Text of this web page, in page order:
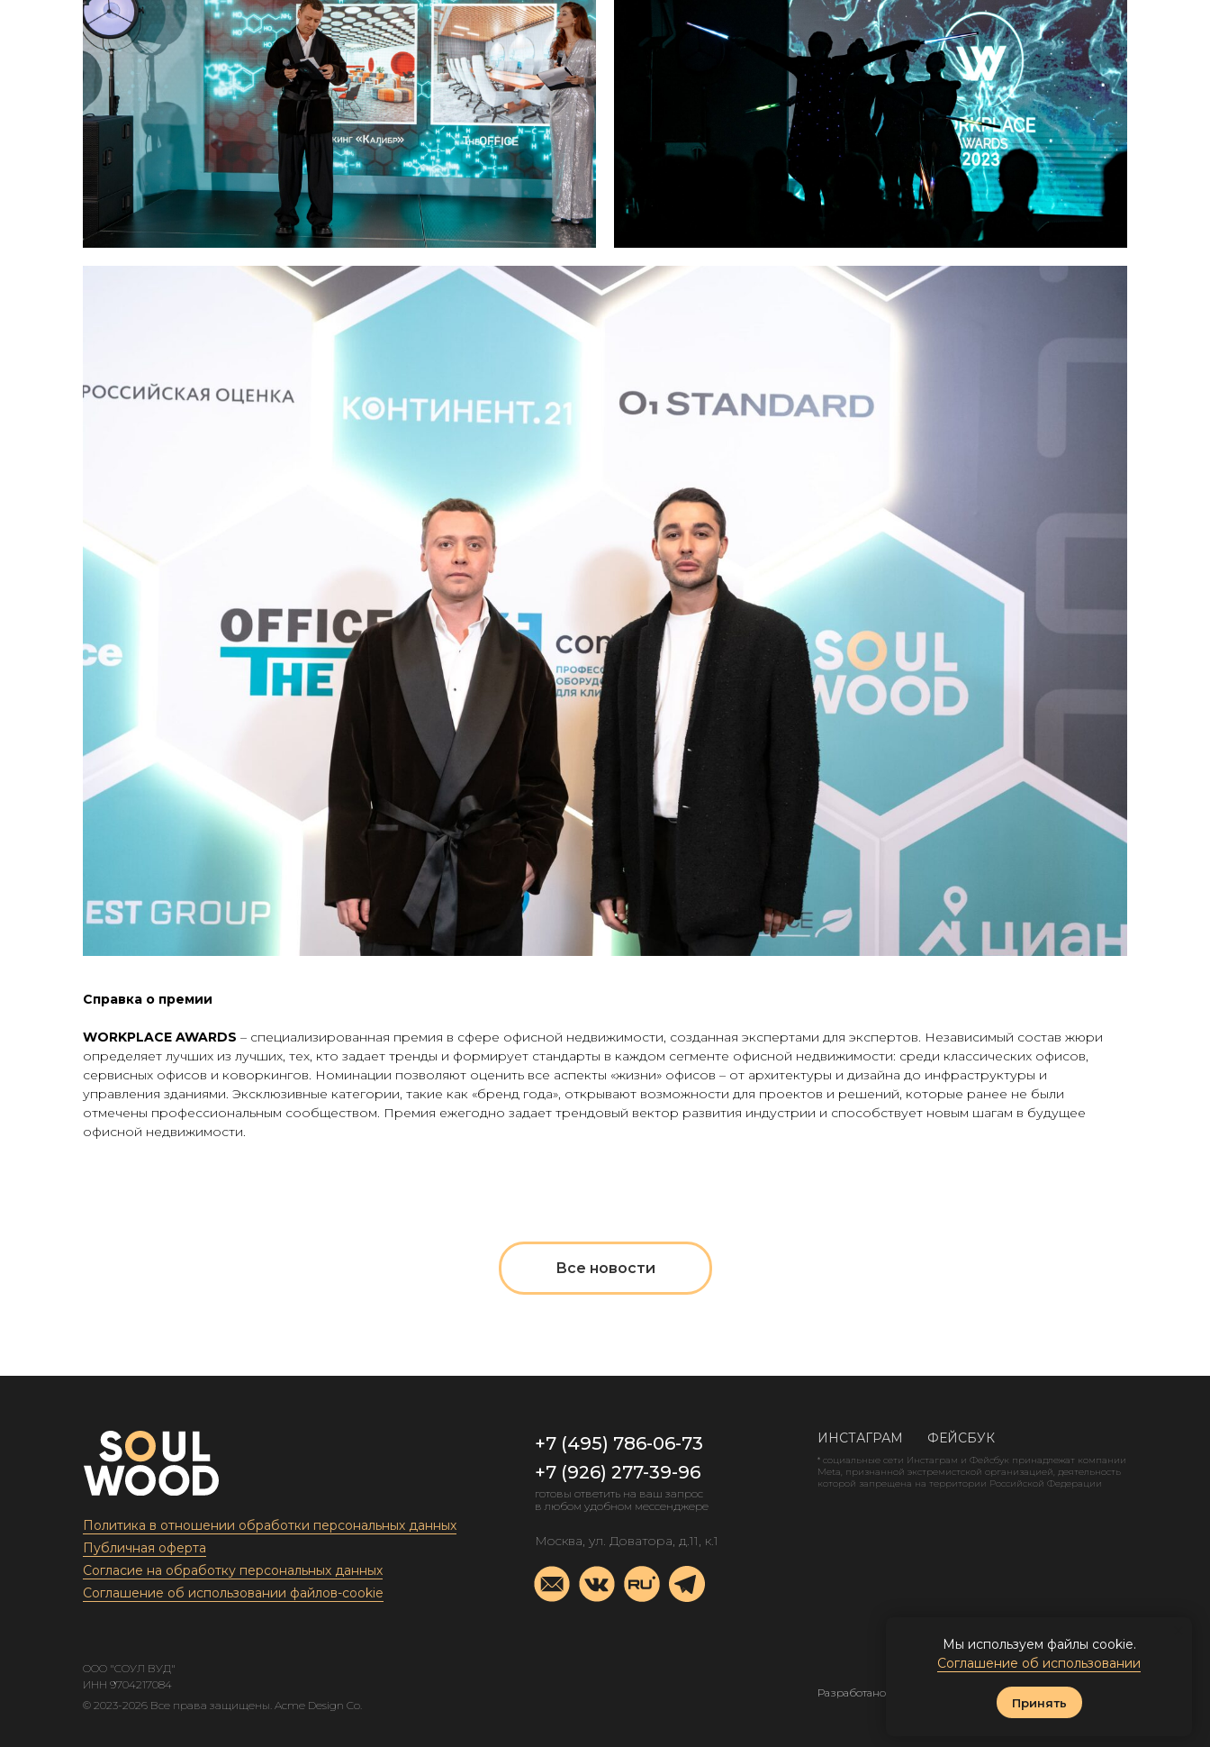
Справка о премии
WORKPLACE AWARDS – специализированная премия в сфере офисной недвижимости, созданная экспертами для экспертов. Независимый состав жюри
определяет лучших из лучших, тех, кто задает тренды и формирует стандарты в каждом сегменте офисной недвижимости: среди классических офисов,
сервисных офисов и коворкингов. Номинации позволяют оценить все аспекты «жизни» офисов – от архитектуры и дизайна до инфраструктуры и
управления зданиями. Эксклюзивные категории, такие как «бренд года», открывают возможности для проектов и решений, которые ранее не были
отмечены профессиональным сообществом. Премия ежегодно задает трендовый вектор развития индустрии и способствует новым шагам в будущее
офисной недвижимости.
Все новости
Мы используем файлы cookie.
Соглашение об использовании
Принять
* социальные сети Инстаграм и Фейсбук принадлежат компании
Meta, признанной экстремистской организацией, деятельность
которой запрещена на территории Российской Федерации
ИНСТАГРАМ ФЕЙСБУК
Политика в отношении обработки персональных данных
+7 (926) 277-39-96
+7 (495) 786-06-73
готовы ответить на ваш запрос
в любом удобном мессенджере
Москва, ул. Доватора, д.11, к.1
Публичная оферта
Согласие на обработку персональных данных
Соглашение об использовании файлов-cookie
© 2023-2026 Все права защищены. Acme Design Co.
ООО "СОУЛ ВУД"
ИНН 9704217084
Разработано